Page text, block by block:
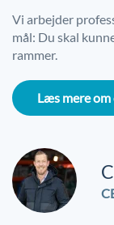
Vi arbejder
mål: Du skal
rammer.
Læs mere om